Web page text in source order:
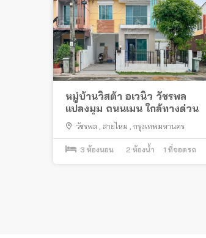
หมู่บ้านวิสต้า อเวนิว วัชรพล
แปลงมุม ถนนเมน ใกล้ทางด่วน
วัชรพล สายไหม กรุงเทพมหานคร
3 ห้องนอน 2 ห้องน้ำ 1 ที่จอดรถ